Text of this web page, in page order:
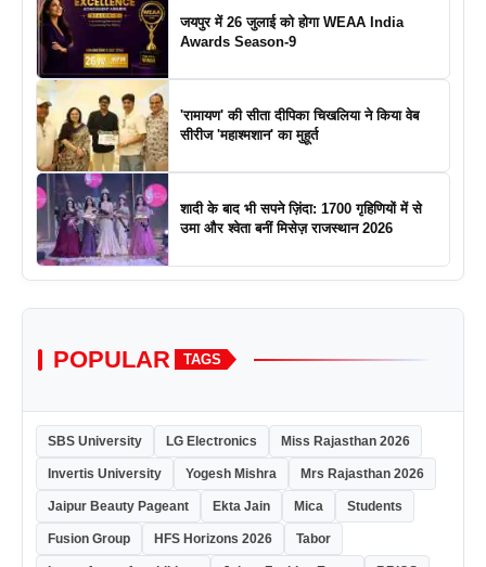
जयपुर में 26 जुलाई को होगा WEAA India
Awards Season-9
'रामायण' की सीता दीपिका चिखलिया ने किया वेब
सीरीज 'महाश्मशान' का मुहूर्त
शादी के बाद भी सपने ज़िंदा: 1700 गृहिणियों में से
उमा और श्वेता बनीं मिसेज़ राजस्थान 2026
POPULAR TAGS
SBS University LG Electronics Miss Rajasthan 2026
Invertis University Yogesh Mishra Mrs Rajasthan 2026
Jaipur Beauty Pageant Ekta Jain Mica Students
Fusion Group HFS Horizons 2026 Tabor